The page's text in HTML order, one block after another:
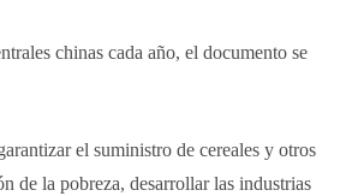
chinas cada año, el documento se
el suministro de cereales y otros
de la pobreza, desarrollar las industrias